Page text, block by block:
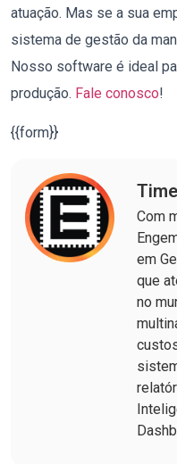
atuação. Mas se a sua
sistema de gestão da
Nosso software é ideal
produção. Fale conosco!
{{form}}
Com
em
que
no